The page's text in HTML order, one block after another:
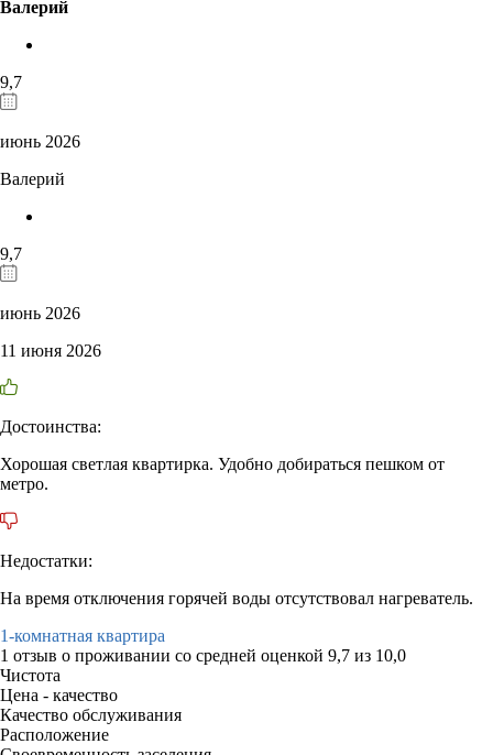
Валерий
9,7
июнь 2026
Валерий
9,7
июнь 2026
11 июня 2026
Достоинства:
Хорошая светлая квартирка. Удобно добираться пешком от
метро.
Недостатки:
На время отключения горячей воды отсутствовал нагреватель.
1-комнатная квартира
1 отзыв о проживании со средней оценкой 9,7 из 10,0
Чистота
Цена - качество
Качество обслуживания
Расположение